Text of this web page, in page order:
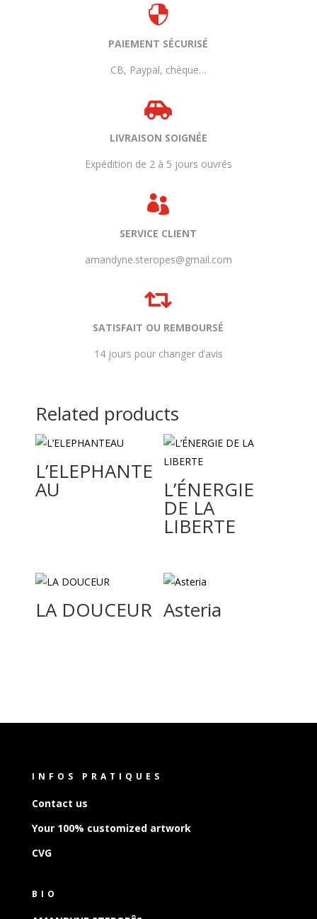

PAIEMENT SÉCURISÉ
CB, Paypal, chèque…

LIVRAISON SOIGNÉE
Expédition de 2 à 5 jours ouvrés

SERVICE CLIENT
amandyne.steropes@gmail.com

SATISFAIT OU REMBOURSÉ
14 jours pour changer d’avis
Related products
L’ELEPHANTE
AU L’ÉNERGIE
DE LA
LIBERTE
LA DOUCEUR Asteria
INFOS PRATIQUES
Contact us
Your 100% customized artwork
CVG
BIO